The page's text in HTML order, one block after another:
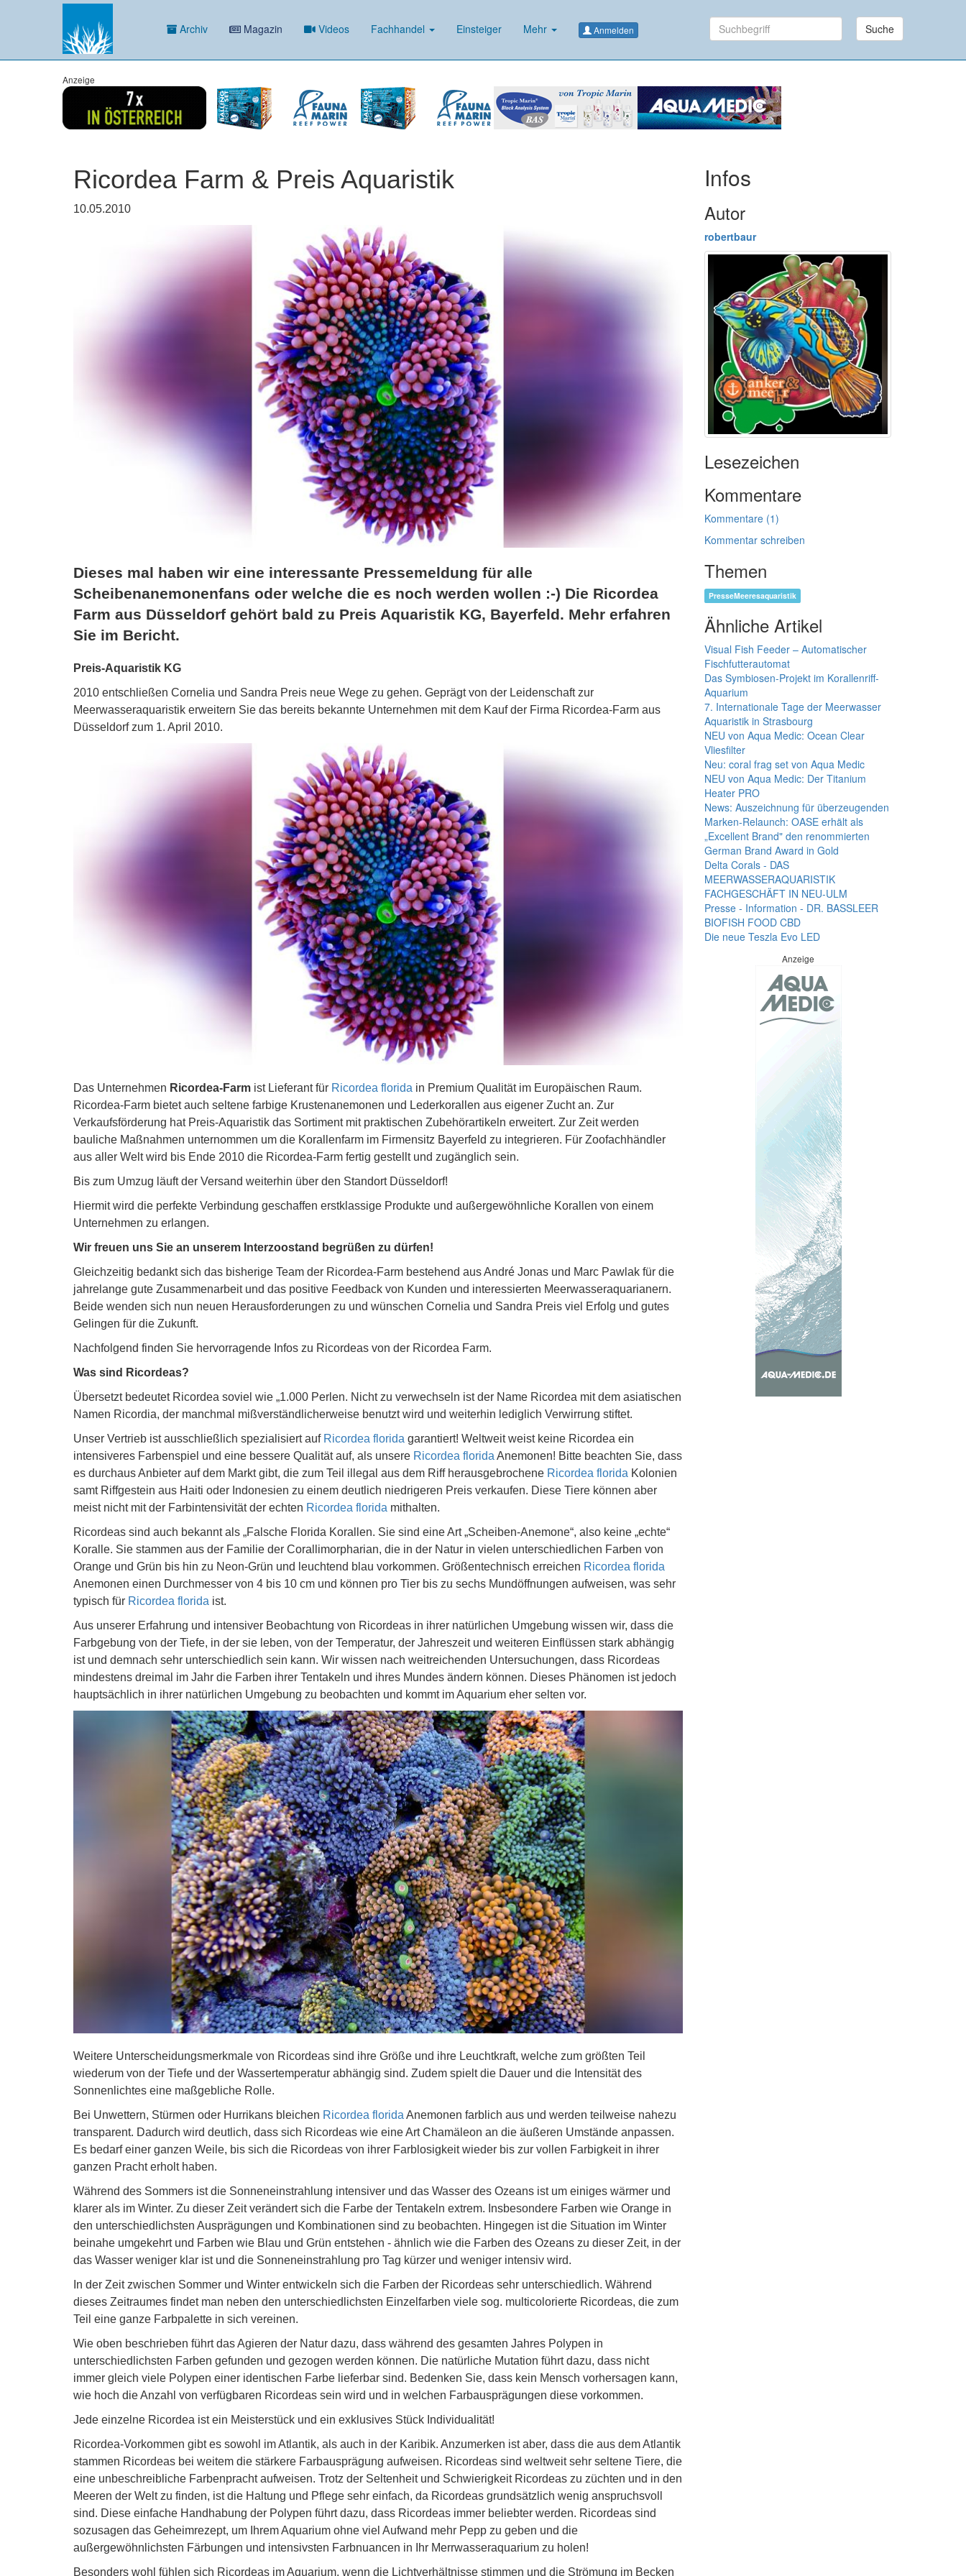
Archiv Magazin Videos Fachhandel Einsteiger Mehr Anmelden Suche
Anzeige
Ricordea Farm & Preis Aquaristik
10.05.2010
Dieses mal haben wir eine interessante Pressemeldung für alle
Scheibenanemonenfans oder welche die es noch werden wollen :-) Die Ricordea
Farm aus Düsseldorf gehört bald zu Preis Aquaristik KG, Bayerfeld. Mehr erfahren
Sie im Bericht.
Preis-Aquaristik KG
2010 entschließen Cornelia und Sandra Preis neue Wege zu gehen. Geprägt von der Leidenschaft zur
Meerwasseraquaristik erweitern Sie das bereits bekannte Unternehmen mit dem Kauf der Firma Ricordea-Farm aus
Düsseldorf zum 1. April 2010.
Das Unternehmen Ricordea-Farm ist Lieferant für Ricordea florida in Premium Qualität im Europäischen Raum.
Ricordea-Farm bietet auch seltene farbige Krustenanemonen und Lederkorallen aus eigener Zucht an. Zur
Verkaufsförderung hat Preis-Aquaristik das Sortiment mit praktischen Zubehörartikeln erweitert. Zur Zeit werden
bauliche Maßnahmen unternommen um die Korallenfarm im Firmensitz Bayerfeld zu integrieren. Für Zoofachhändler
aus aller Welt wird bis Ende 2010 die Ricordea-Farm fertig gestellt und zugänglich sein.
Bis zum Umzug läuft der Versand weiterhin über den Standort Düsseldorf!
Hiermit wird die perfekte Verbindung geschaffen erstklassige Produkte und außergewöhnliche Korallen von einem
Unternehmen zu erlangen.
Wir freuen uns Sie an unserem Interzoostand begrüßen zu dürfen!
Gleichzeitig bedankt sich das bisherige Team der Ricordea-Farm bestehend aus André Jonas und Marc Pawlak für die
jahrelange gute Zusammenarbeit und das positive Feedback von Kunden und interessierten Meerwasseraquarianern.
Beide wenden sich nun neuen Herausforderungen zu und wünschen Cornelia und Sandra Preis viel Erfolg und gutes
Gelingen für die Zukunft.
Nachfolgend finden Sie hervorragende Infos zu Ricordeas von der Ricordea Farm.
Was sind Ricordeas?
Übersetzt bedeutet Ricordea soviel wie „1.000 Perlen. Nicht zu verwechseln ist der Name Ricordea mit dem asiatischen
Namen Ricordia, der manchmal mißverständlicherweise benutzt wird und weiterhin lediglich Verwirrung stiftet.
Unser Vertrieb ist ausschließlich spezialisiert auf Ricordea florida garantiert! Weltweit weist keine Ricordea ein
intensiveres Farbenspiel und eine bessere Qualität auf, als unsere Ricordea florida Anemonen! Bitte beachten Sie, dass
es durchaus Anbieter auf dem Markt gibt, die zum Teil illegal aus dem Riff herausgebrochene Ricordea florida Kolonien
samt Riffgestein aus Haiti oder Indonesien zu einem deutlich niedrigeren Preis verkaufen. Diese Tiere können aber
meist nicht mit der Farbintensivität der echten Ricordea florida mithalten.
Ricordeas sind auch bekannt als „Falsche Florida Korallen. Sie sind eine Art „Scheiben-Anemone“, also keine „echte“
Koralle. Sie stammen aus der Familie der Corallimorpharian, die in der Natur in vielen unterschiedlichen Farben von
Orange und Grün bis hin zu Neon-Grün und leuchtend blau vorkommen. Größentechnisch erreichen Ricordea florida
Anemonen einen Durchmesser von 4 bis 10 cm und können pro Tier bis zu sechs Mundöffnungen aufweisen, was sehr
typisch für Ricordea florida ist.
Aus unserer Erfahrung und intensiver Beobachtung von Ricordeas in ihrer natürlichen Umgebung wissen wir, dass die
Farbgebung von der Tiefe, in der sie leben, von der Temperatur, der Jahreszeit und weiteren Einflüssen stark abhängig
ist und demnach sehr unterschiedlich sein kann. Wir wissen nach weitreichenden Untersuchungen, dass Ricordeas
mindestens dreimal im Jahr die Farben ihrer Tentakeln und ihres Mundes ändern können. Dieses Phänomen ist jedoch
hauptsächlich in ihrer natürlichen Umgebung zu beobachten und kommt im Aquarium eher selten vor.
Weitere Unterscheidungsmerkmale von Ricordeas sind ihre Größe und ihre Leuchtkraft, welche zum größten Teil
wiederum von der Tiefe und der Wassertemperatur abhängig sind. Zudem spielt die Dauer und die Intensität des
Sonnenlichtes eine maßgebliche Rolle.
Bei Unwettern, Stürmen oder Hurrikans bleichen Ricordea florida Anemonen farblich aus und werden teilweise nahezu
transparent. Dadurch wird deutlich, dass sich Ricordeas wie eine Art Chamäleon an die äußeren Umstände anpassen.
Es bedarf einer ganzen Weile, bis sich die Ricordeas von ihrer Farblosigkeit wieder bis zur vollen Farbigkeit in ihrer
ganzen Pracht erholt haben.
Während des Sommers ist die Sonneneinstrahlung intensiver und das Wasser des Ozeans ist um einiges wärmer und
klarer als im Winter. Zu dieser Zeit verändert sich die Farbe der Tentakeln extrem. Insbesondere Farben wie Orange in
den unterschiedlichsten Ausprägungen und Kombinationen sind zu beobachten. Hingegen ist die Situation im Winter
beinahe umgekehrt und Farben wie Blau und Grün entstehen - ähnlich wie die Farben des Ozeans zu dieser Zeit, in der
das Wasser weniger klar ist und die Sonneneinstrahlung pro Tag kürzer und weniger intensiv wird.
In der Zeit zwischen Sommer und Winter entwickeln sich die Farben der Ricordeas sehr unterschiedlich. Während
dieses Zeitraumes findet man neben den unterschiedlichsten Einzelfarben viele sog. multicolorierte Ricordeas, die zum
Teil eine ganze Farbpalette in sich vereinen.
Wie oben beschrieben führt das Agieren der Natur dazu, dass während des gesamten Jahres Polypen in
unterschiedlichsten Farben gefunden und gezogen werden können. Die natürliche Mutation führt dazu, dass nicht
immer gleich viele Polypen einer identischen Farbe lieferbar sind. Bedenken Sie, dass kein Mensch vorhersagen kann,
wie hoch die Anzahl von verfügbaren Ricordeas sein wird und in welchen Farbausprägungen diese vorkommen.
Jede einzelne Ricordea ist ein Meisterstück und ein exklusives Stück Individualität!
Ricordea-Vorkommen gibt es sowohl im Atlantik, als auch in der Karibik. Anzumerken ist aber, dass die aus dem Atlantik
stammen Ricordeas bei weitem die stärkere Farbausprägung aufweisen. Ricordeas sind weltweit sehr seltene Tiere, die
eine unbeschreibliche Farbenpracht aufweisen. Trotz der Seltenheit und Schwierigkeit Ricordeas zu züchten und in den
Meeren der Welt zu finden, ist die Haltung und Pflege sehr einfach, da Ricordeas grundsätzlich wenig anspruchsvoll
sind. Diese einfache Handhabung der Polypen führt dazu, dass Ricordeas immer beliebter werden. Ricordeas sind
sozusagen das Geheimrezept, um Ihrem Aquarium ohne viel Aufwand mehr Pepp zu geben und die
außergewöhnlichsten Färbungen und intensivsten Farbnuancen in Ihr Merrwasseraquarium zu holen!
Besonders wohl fühlen sich Ricordeas im Aquarium, wenn die Lichtverhältnisse stimmen und die Strömung im Becken
Infos
Autor
robertbaur
Lesezeichen
Kommentare
Kommentare (1)
Kommentar schreiben
Themen
PresseMeeresaquaristik
Ähnliche Artikel
Visual Fish Feeder – Automatischer
Fischfutterautomat
Das Symbiosen-Projekt im Korallenriff-
Aquarium
7. Internationale Tage der Meerwasser
Aquaristik in Strasbourg
NEU von Aqua Medic: Ocean Clear
Vliesfilter
Neu: coral frag set von Aqua Medic
NEU von Aqua Medic: Der Titanium
Heater PRO
News: Auszeichnung für überzeugenden
Marken-Relaunch: OASE erhält als
„Excellent Brand" den renommierten
German Brand Award in Gold
Delta Corals - DAS
MEERWASSERAQUARISTIK
FACHGESCHÄFT IN NEU-ULM
Presse - Information - DR. BASSLEER
BIOFISH FOOD CBD
Die neue Teszla Evo LED
Anzeige